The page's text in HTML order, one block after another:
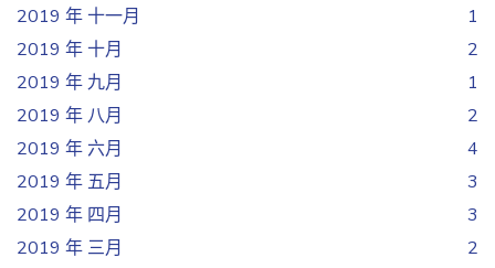
2019 年 十一月
1
2019 年 十月
2
2019 年 九月
1
2019 年 八月
2
2019 年 六月
4
2019 年 五月
3
2019 年 四月
3
2019 年 三月
2